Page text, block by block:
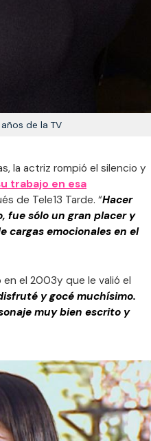
de la TV
la actriz rompió el silencio y
trabajo en esa
de Tele13 Tarde. “Hacer
fue sólo un gran placer y
cargas emocionales en el
el 2003y que le valió el
y gocé muchísimo.
muy bien escrito y